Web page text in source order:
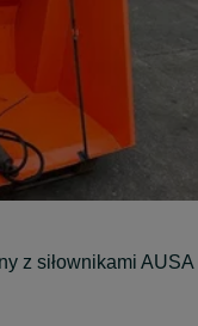
z siłownikami AUSA